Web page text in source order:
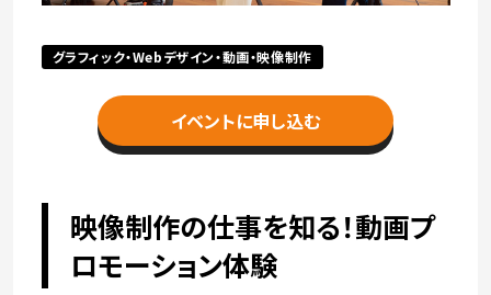
1日最大2つの学科説明＆体験授業
オープン
神戸電子をもっと知る
グラフィック・Webデザイン・動画・映像制作
イベントに申し込む
映像制作の仕事を知る！動画プ
ロモーション体験